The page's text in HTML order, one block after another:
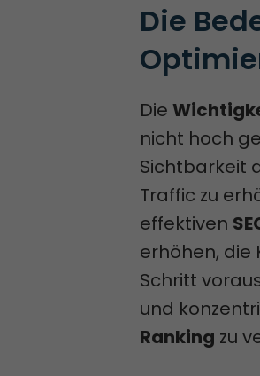
Die
Die
nicht hoch
Sichtbarkeit
Traffic zu
effektiven
erhöhen, die
Schritt
und
Ranking zu